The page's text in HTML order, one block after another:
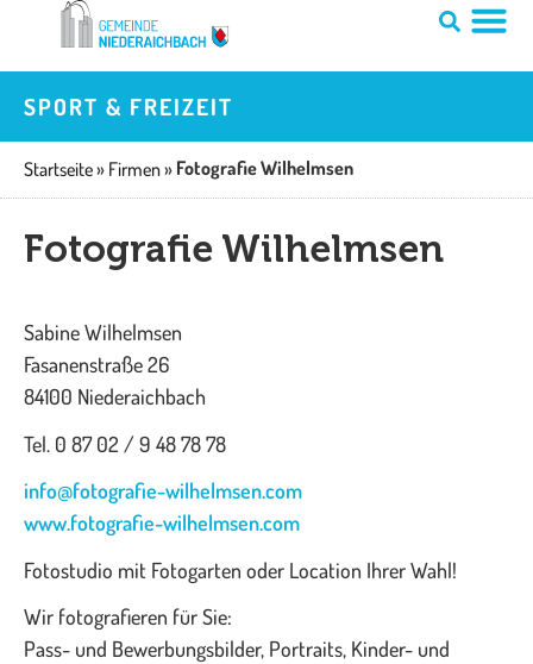
springen
SPORT & FREIZEIT
Startseite» Firmen» Fotografie Wilhelmsen
Fotografie Wilhelmsen
Sabine Wilhelmsen
Fasanenstraße 26
84100 Niederaichbach
Tel. 0 87 02 / 9 48 78 78
info@fotografie-wilhelmsen.com
www.fotografie-wilhelmsen.com
Fotostudio mit Fotogarten oder Location Ihrer Wahl!
Wir fotografieren für Sie:
Pass- und Bewerbungsbilder, Portraits, Kinder- und